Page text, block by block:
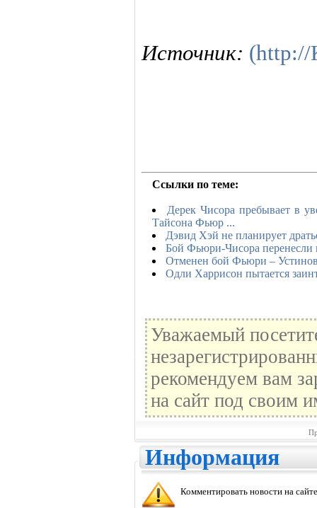
Источник: (http://
Ссылки по теме:
Дерек Чисора пребывает в
Тайсона Фьюр ...
Дэвид Хэй не планирует
Бой Фьюри-Чисора перенесли
Отменен бой Фьюри –
Одли Харрисон пытается
Уважаемый
рекомендуем вам
на сайт под своим
Информация
Комментировать новости на